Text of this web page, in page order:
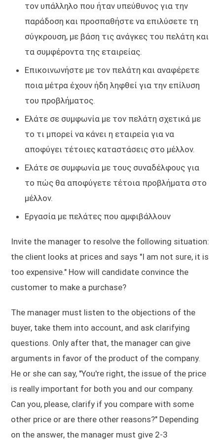
τον υπάλληλο που ήταν υπεύθυνος για την
παράδοση και προσπαθήστε να επιλύσετε τη
σύγκρουση, με βάση τις ανάγκες του πελάτη και
τα συμφέροντα της εταιρείας.
Επικοινωνήστε με τον πελάτη και αναφέρετε
ποια μέτρα έχουν ήδη ληφθεί για την επίλυση
του προβλήματος.
Ελάτε σε συμφωνία με τον πελάτη σχετικά με
το τι μπορεί να κάνει η εταιρεία για να
αποφύγει τέτοιες καταστάσεις στο μέλλον.
Ελάτε σε συμφωνία με τους συναδέλφους για
το πώς θα αποφύγετε τέτοια προβλήματα στο
μέλλον.
Εργασία με πελάτες που αμφιβάλλουν
Invite the manager to resolve the following situation:
the client looks at prices and says "I am not sure, it is
too expensive." How will candidate convince the
customer to make a purchase?
The manager must listen to the objections of the
buyer, take them into account, and ask clarifying
questions. Only after that, the manager can give
arguments in favor of the product of the company.
He or she can say, "You're right, the issue of the price
is really important for both you and our company.
Can you, please, clarify if you compare with some
other price or are there other reasons?" Depending
on the answer, the manager must give 2-3